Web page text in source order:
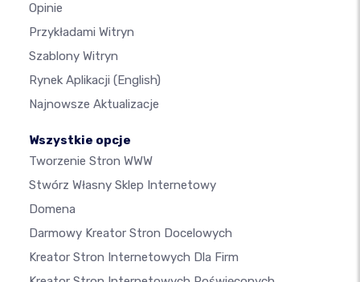
Opinie
Przykładami Witryn
Szablony Witryn
Rynek Aplikacji (English)
Najnowsze Aktualizacje
Wszystkie opcje
Tworzenie Stron WWW
Stwórz Własny Sklep Internetowy
Domena
Darmowy Kreator Stron Docelowych
Kreator Stron Internetowych Dla Firm